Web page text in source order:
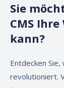
können
Page-
verwenden.
Sie
CMS
kann?
Entdecken
revolutioniert.